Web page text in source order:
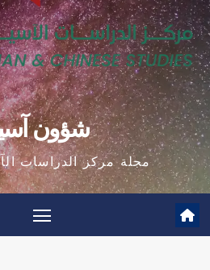
شؤون
مجلة مركز الدراسات